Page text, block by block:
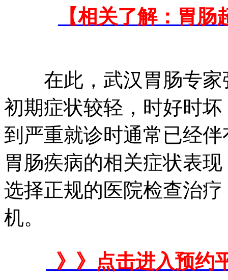
【相关了解：胃
在此，武汉胃肠专家
初期症状较轻，时好时
到严重就诊时通常已经
胃肠疾病的相关症状表
选择正规的医院检查治
机。
》》点击进入预约